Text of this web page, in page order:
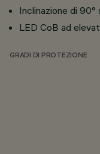
Inclinazione di 90°
LED CoB ad
GRADI DI PROTEZIONE